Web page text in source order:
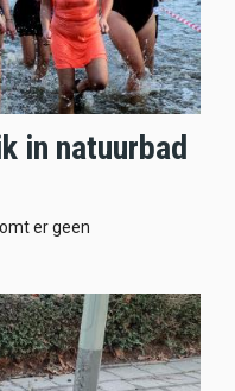
in natuurbad
er geen